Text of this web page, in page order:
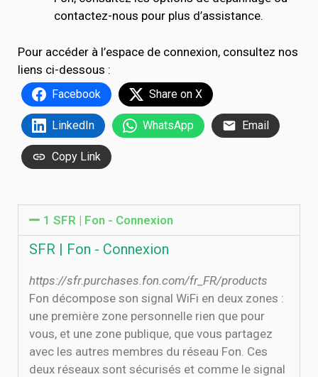
contactez-nous pour plus d’assistance.
Pour accéder à l’espace de connexion, consultez nos
liens ci-dessous :
Facebook Share on X
LinkedIn WhatsApp Email
Copy Link
1 SFR | Fon - Connexion
SFR | Fon - Connexion
https://sfr.purchases.fon.com/fr_FR/products
Fon décompose son signal WiFi en deux zones :
une première zone personnelle rien que pour
vous, et une zone publique, que vous partagez
avec les autres membres du réseau Fon. Ces
deux réseaux sont sécurisés et comme le signal